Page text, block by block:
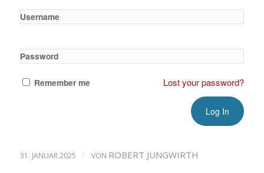
Username
Password
Remember me Lost your password?
31. JANUAR 2025 / VON ROBERT JUNGWIRTH